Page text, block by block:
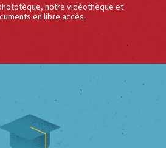
notre vidéothèque et
en libre accès.